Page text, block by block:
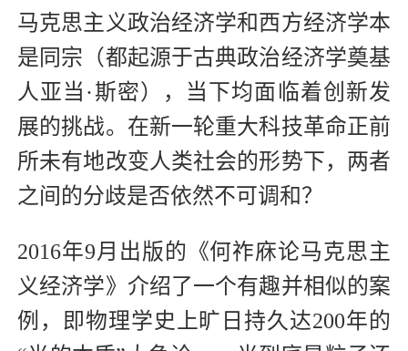
马克思主义政治经济学和西方经济学本
是同宗（都起源于古典政治经济学奠基
人亚当·斯密），当下均面临着创新发
展的挑战。在新一轮重大科技革命正前
所未有地改变人类社会的形势下，两者
之间的分歧是否依然不可调和？
2016年9月出版的《何祚庥论马克思主
义经济学》介绍了一个有趣并相似的案
例，即物理学史上旷日持久达200年的